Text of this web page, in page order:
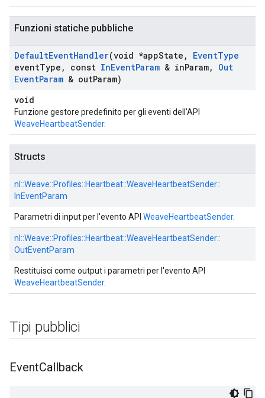
Funzioni statiche pubbliche
DefaultEventHandler(void *appState , EventType
eventType , const InEventParam & inParam,
Out
EventParam & outParam)
void
Funzione gestore predefinito per gli eventi dell'API
WeaveHeartbeatSender.
Structs
nl::Weave::Profiles::Heartbeat::WeaveHeartbeatSender::
InEventParam
Parametri di input per l'evento API WeaveHeartbeatSender.
nl::Weave::Profiles::Heartbeat::WeaveHeartbeatSender::
OutEventParam
Restituisci come output i parametri per l'evento API
WeaveHeartbeatSender.
Tipi pubblici
EventCallback